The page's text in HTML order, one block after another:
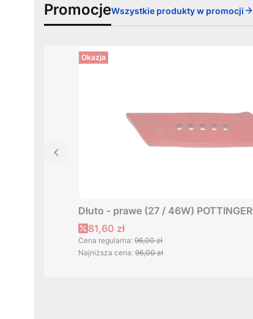
PromocjeWszystkie produkty w promocji
Okazja
Dłuto - prawe (27 / 46W) POTTINGER
Cena promocyjna
81,60 zł
Cena regularna: 96,00 zł
Najniższa cena: 96,00 zł